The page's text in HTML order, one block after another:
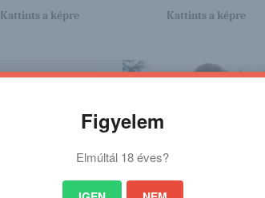
Kattints a képre
Kattints a képre
Figyelem
Elmúltál 18 éves?